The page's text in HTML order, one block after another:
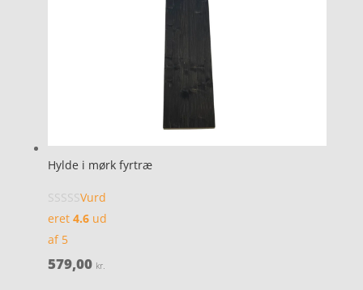
Hylde i mørk fyrtræ
Vurd
eret 4.6ud
af 5
579,00 kr.